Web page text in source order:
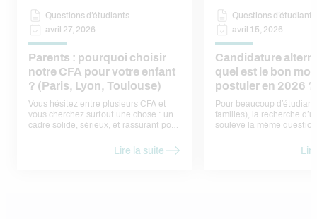
Questions d’étudiants
avril 27, 2026
Parents : pourquoi choisir
notre CFA pour votre enfant
? (Paris, Lyon, Toulouse)
Vous hésitez entre plusieurs CFA et
vous cherchez surtout une chose : un
cadre solide, sérieux, et rassurant pour
questions/réponses — comme si nous
Lire la suite
Questions d’étudiants
avril 15, 2026
Candidature
quel est le bon
postuler en 2026 ?
Pour beaucoup
familles), la recherche
soulève la même
ne pas trouver d’offres.
risque de passer à côté